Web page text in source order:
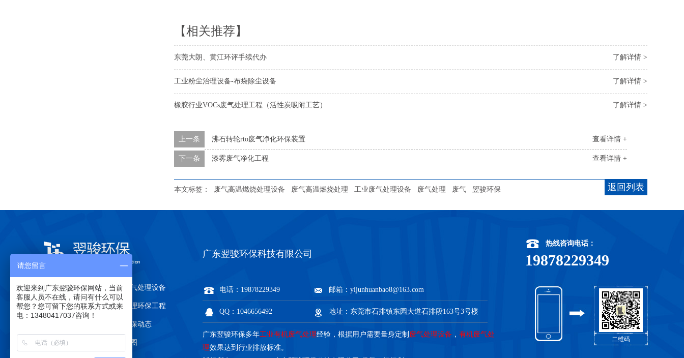
【相关推荐】
了解详情 >
东莞大朗、黄江环评手续代办
了解详情 >
工业粉尘治理设备-布袋除尘设备
了解详情 >
橡胶行业VOCs废气处理工程（活性炭吸附工艺）
查看详情 +
上一条 沸石转轮rto废气净化环保装置
查看详情 +
下一条 漆雾废气净化工程
返回列表
本文标签： 废气高温燃烧处理设备 废气高温燃烧处理 工业废气处理设备 废气处理 废气 翌骏环保
关于翌骏环保 有机废气处理设备
废气处理环保设备 废气处理环保工程
翌骏环保动态
联系翌骏环保 网站地图
广东翌骏环保科技有限公司
电话：19878229349 邮箱：yijunhuanbao8@163.com
QQ：1046656492 地址：东莞市石排镇东园大道石排段163号3号楼
广东翌骏环保多年工业有机废气处理经验，根据用户需要量身定制 废气处理设备 ， 有机废气处
理效果达到行业排放标准。
二维码
热线咨询电话：
19878229349
请您留言
欢迎来到广东翌骏环保网站，当前
客服人员不在线，请问有什么可以
帮您？您可留下您的联系方式或来
电：13480417037咨询！